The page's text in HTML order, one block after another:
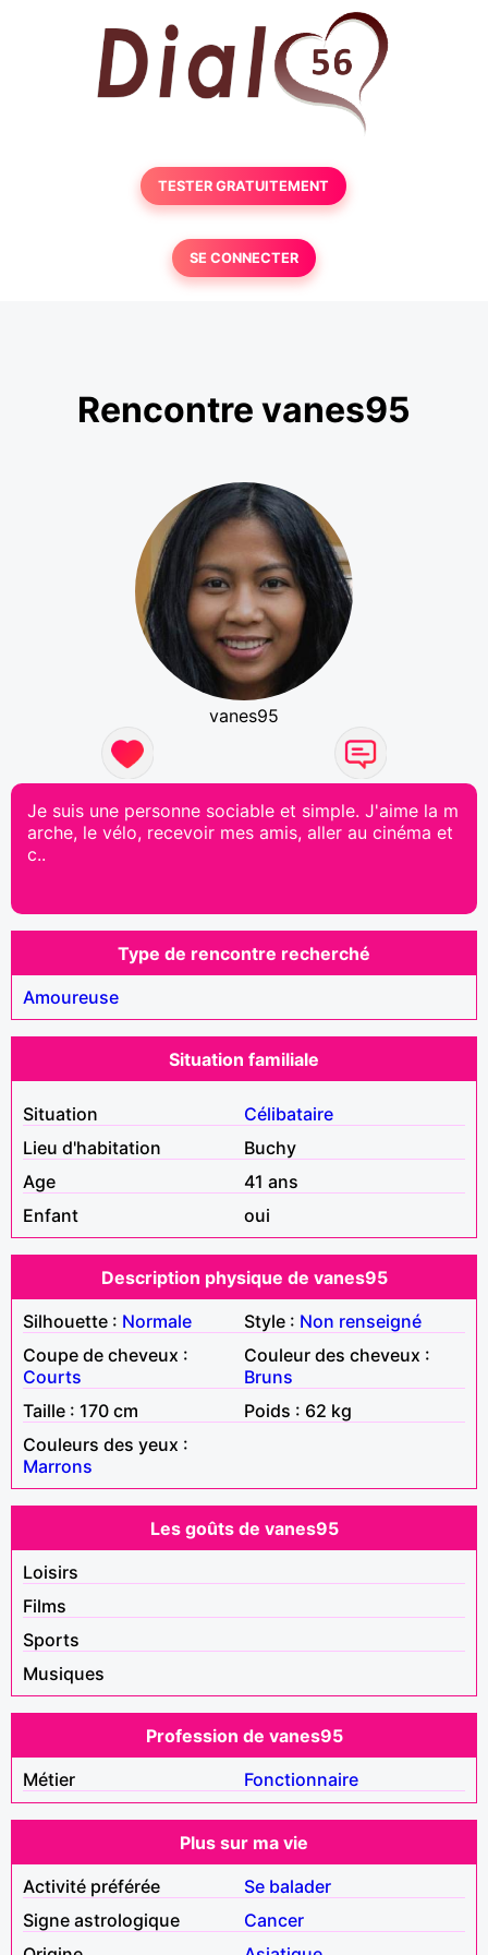
TESTER GRATUITEMENT
SE CONNECTER
Rencontre vanes95
vanes95
Je suis une personne sociable et simple. J'aime la m
arche, le vélo, recevoir mes amis, aller au cinéma et
c..
Type de rencontre recherché
Amoureuse
Situation familiale
Situation
Célibataire
Lieu d'habitation
Buchy
Age
41 ans
Enfant
oui
Description physique de vanes95
Silhouette : Normale Style : Non renseigné
Coupe de cheveux :
Courts
Couleur des cheveux :
Bruns
Taille : 170 cm
Poids : 62 kg
Couleurs des yeux :
Marrons
Les goûts de vanes95
Loisirs
Films
Sports
Musiques
Profession de vanes95
Métier
Fonctionnaire
Plus sur ma vie
Activité préférée
Se balader
Signe astrologique
Cancer